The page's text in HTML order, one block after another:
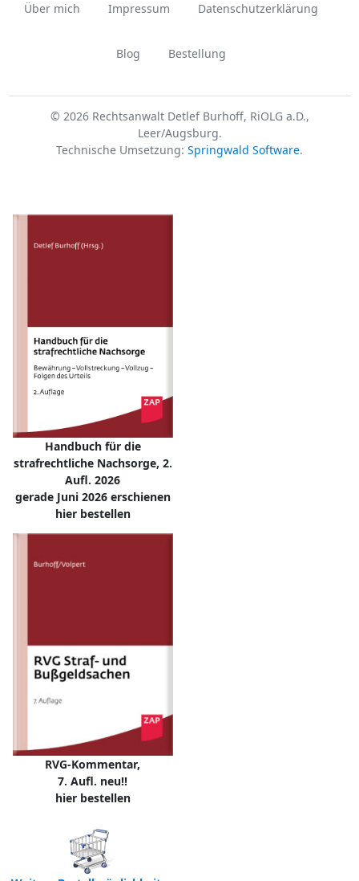
Über mich Impressum Datenschutzerklärung
Blog Bestellung
© 2026 Rechtsanwalt Detlef Burhoff, RiOLG a.D.,
Leer/Augsburg.
Technische Umsetzung: Springwald Software.
Handbuch für die
strafrechtliche Nachsorge, 2.
Aufl. 2026
gerade Juni 2026 erschienen
hier bestellen
RVG-Kommentar,
7. Aufl. neu!!
hier bestellen